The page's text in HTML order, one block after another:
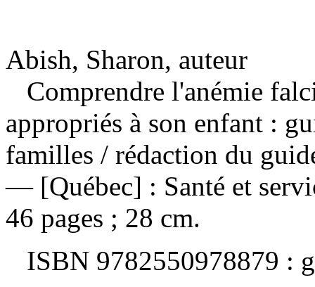
Abish, Sharon, auteur
Comprendre l'anémie
appropriés à son enfant :
familles / rédaction du
— [Québec] : Santé et
46 pages ; 28 cm.
ISBN 9782550978879 :